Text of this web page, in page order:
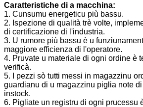
Caratteristiche di a macchina:
1. Cunsumu energeticu più bassu.
2. Ispezione di qualità trè volte,
di certificazione di l'industria.
3. U rumore più bassu è u
maggiore efficienza di l'operatore.
4. Pruvate u materiale di ogni ordine è
verificà.
5. I pezzi sò tutti messi in magazzinu
guardianu di u magazzinu piglia note
instock.
6. Pigliate un registru di ogni prucessu